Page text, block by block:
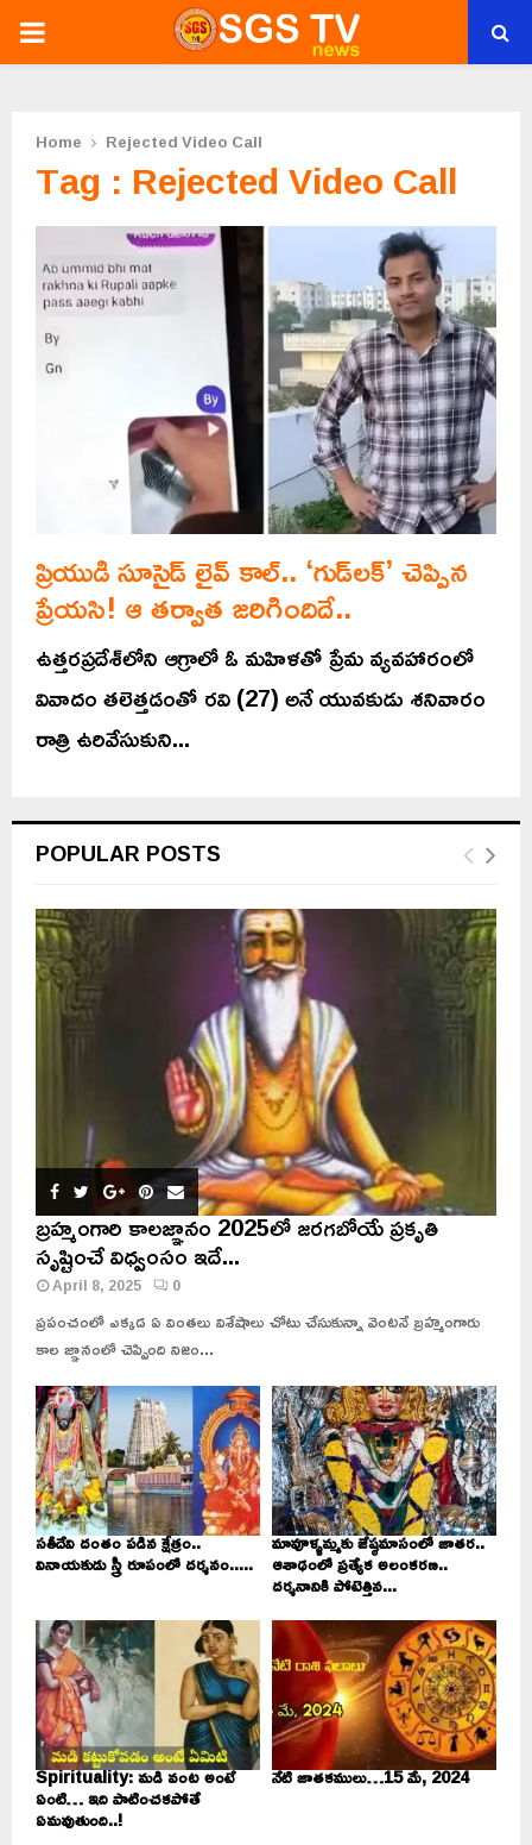
PRIMARY
Home Rejected Video Call
Tag : Rejected Video Call
ప్రియుడి సూసైడ్‌ లైవ్‌ కాల్.. ‘గుడ్‌లక్‌’ చెప్పిన
ప్రేయసి! ఆ తర్వాత జరిగిందిదే..
ఉత్తరప్రదేశ్‌లోని ఆగ్రాలో ఓ మహిళతో ప్రేమ వ్యవహారంలో
వివాదం తలెత్తడంతో రవి (27) అనే యువకుడు శనివారం
రాత్రి ఉరివేసుకుని...
POPULAR POSTS
బ్రహ్మంగారి కాలజ్ఞానం 2025లో జరగబోయే ప్రకృతి
సృష్టించే విధ్వంసం ఇదే...
April 8, 2025 0
ప్రపంచంలో ఎక్కడ ఏ వింతలు విశేషాలు చోటు చేసుకున్నా వెంటనే బ్రహ్మంగారు
కాల జ్ఞానంలో చెప్పింది నిజం...
సతీదేవి దంతం పడిన క్షేత్రం..
వినాయకుడు స్త్రీ రూపంలో దర్శనం.....
మావూళ్ళమ్మకు జేష్ఠమాసంలో జాతర..
ఆశాఢంలో ప్రత్యేక అలంకరణ..
దర్శనానికి పోటెత్తిన...
Spirituality: మడి వంట అంటే
ఏంటి… ఇది పాటించకపోతే
ఏమవుతుంది..!
నేటి జాతకములు…15 మే, 2024